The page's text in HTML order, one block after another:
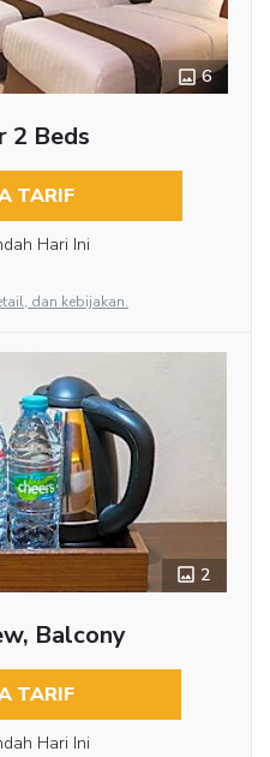
6
2 Beds
TARIF
Hari Ini
dan kebijakan.
2
Balcony
TARIF
Hari Ini